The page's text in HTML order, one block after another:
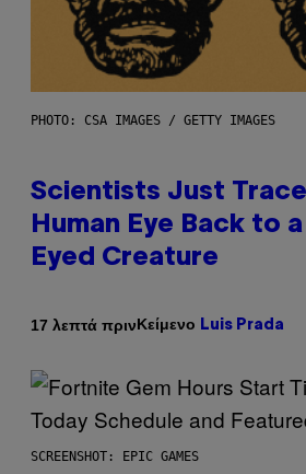
PHOTO: CSA IMAGES / GETTY IMAGES
Scientists Just
Human Eye Back to
Eyed Creature
17 λεπτά πρινΚείμενο Luis Prada
SCREENSHOT: EPIC GAMES